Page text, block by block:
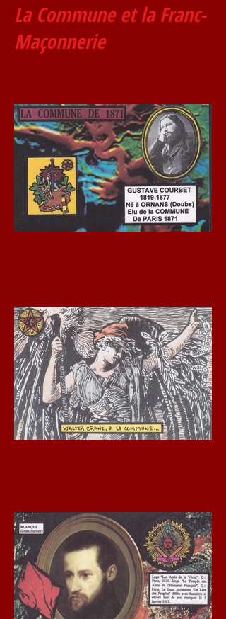
La Commune et la Franc-
Maçonnerie